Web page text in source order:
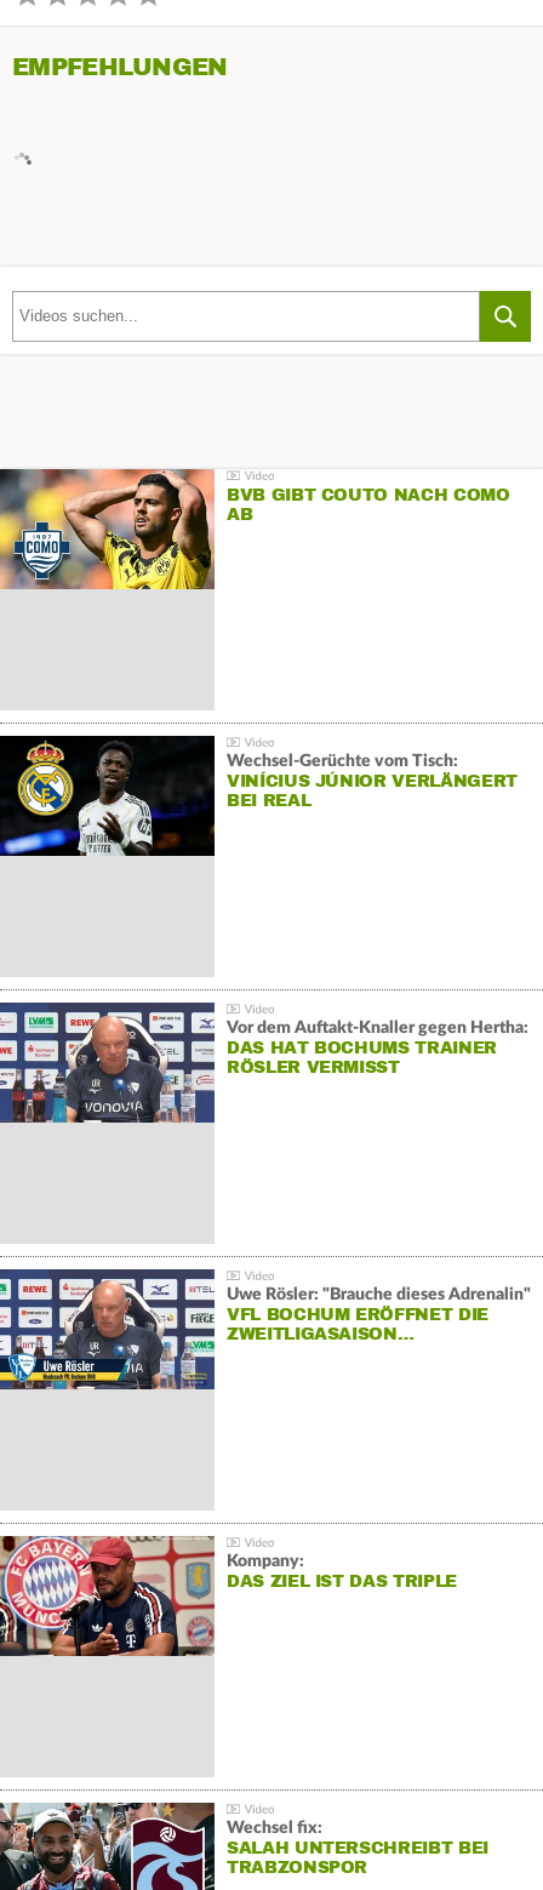
EMPFEHLUNGEN
BVB GIBT COUTO NACH COMO
AB
Wechsel-Gerüchte vom Tisch:
VINÍCIUS JÚNIOR VERLÄNGERT
BEI REAL
Vor dem Auftakt-Knaller gegen Hertha:
DAS HAT BOCHUMS TRAINER
RÖSLER VERMISST
Uwe Rösler: "Brauche dieses Adrenalin"
VFL BOCHUM ERÖFFNET DIE
ZWEITLIGASAISON…
Kompany:
DAS ZIEL IST DAS TRIPLE
Wechsel fix:
SALAH UNTERSCHREIBT BEI
TRABZONSPOR